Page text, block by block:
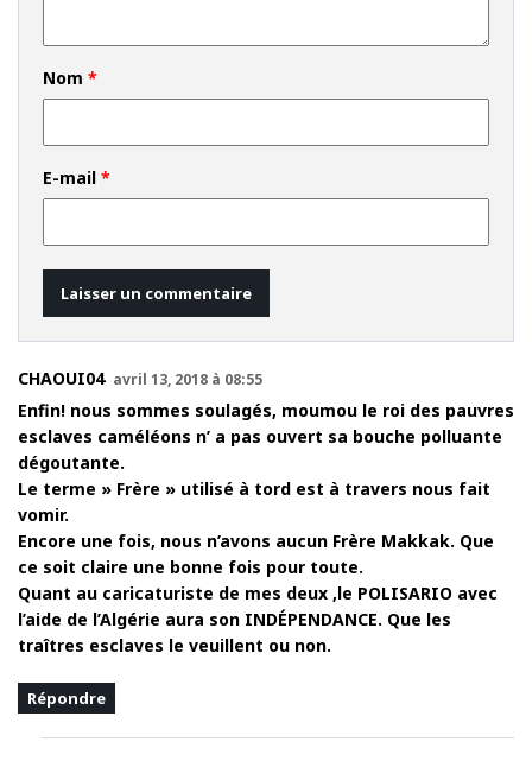
Nom *
E-mail *
CHAOUI04 avril 13, 2018 à 08:55
Enfin! nous sommes soulagés, moumou le roi des pauvres
esclaves caméléons n’ a pas ouvert sa bouche polluante
dégoutante.
Le terme » Frère » utilisé à tord est à travers nous fait
vomir.
Encore une fois, nous n’avons aucun Frère Makkak. Que
ce soit claire une bonne fois pour toute.
Quant au caricaturiste de mes deux ,le POLISARIO avec
l’aide de l’Algérie aura son INDÉPENDANCE. Que les
traîtres esclaves le veuillent ou non.
Répondre